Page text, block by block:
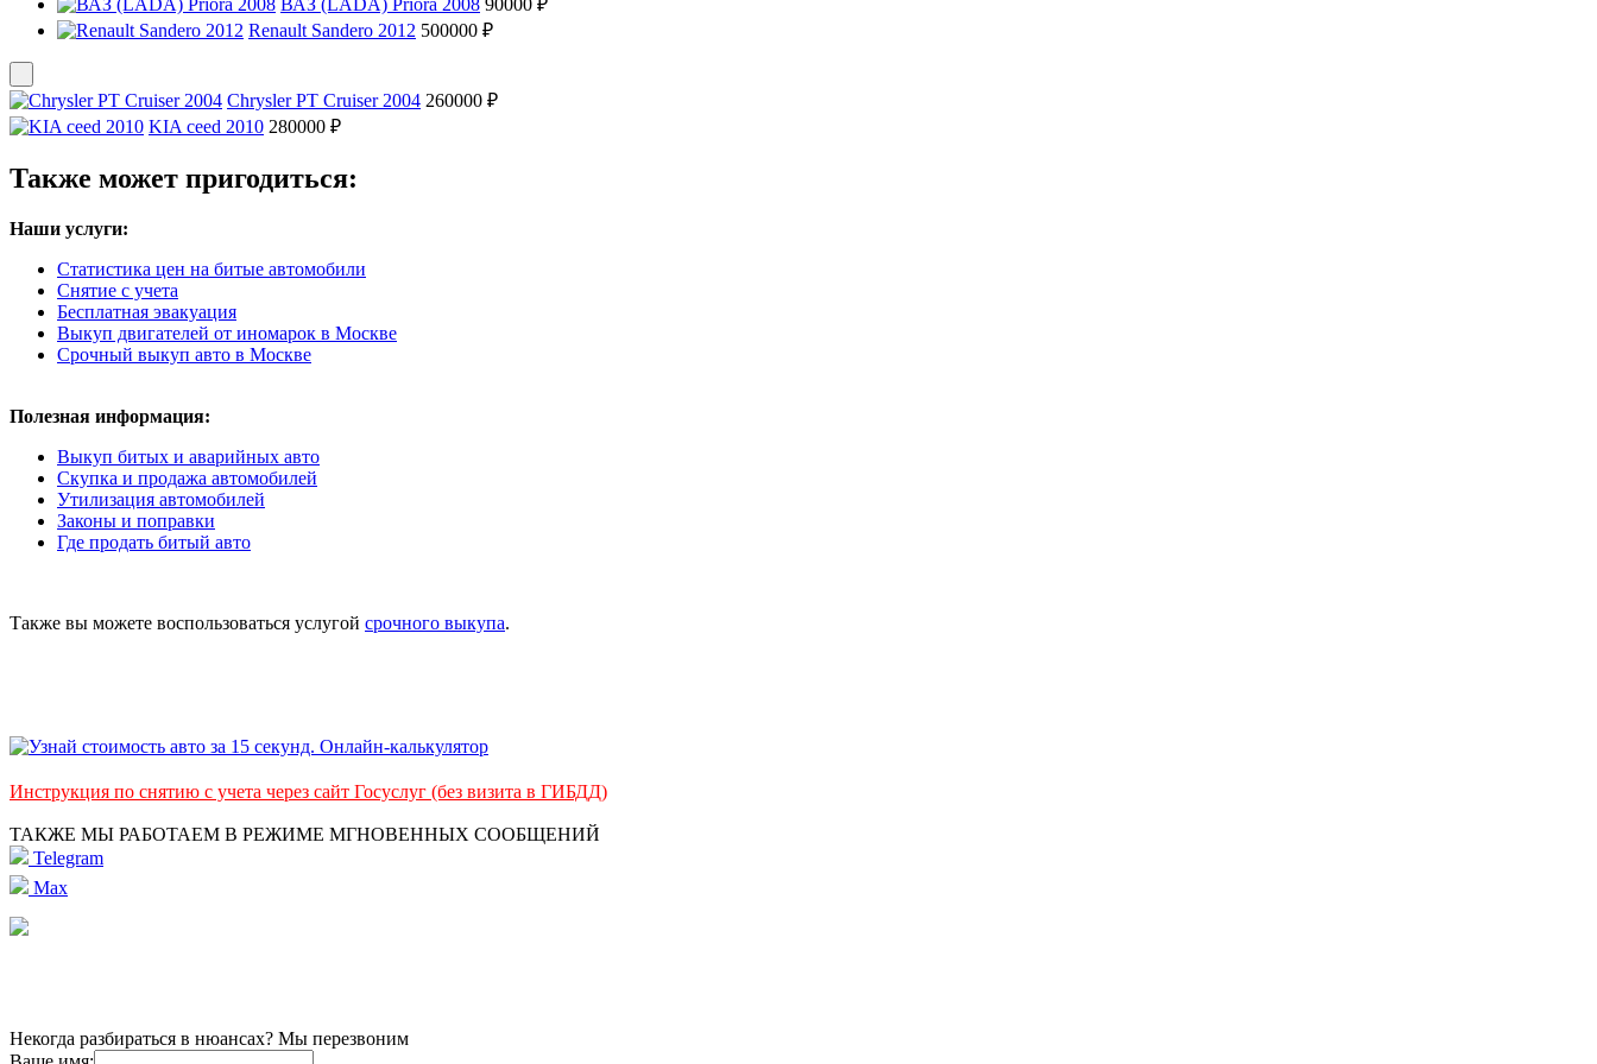
ВАЗ (LADA) Priora 2008 90000 ₽
Renault Sandero 2012 500000 ₽
Chrysler PT Cruiser 2004 260000 ₽
KIA ceed 2010 280000 ₽
Также может пригодиться:
Наши услуги:
Статистика цен на битые автомобили
Снятие с учета
Бесплатная эвакуация
Выкуп двигателей от иномарок в Москве
Срочный выкуп авто в Москве
Полезная информация:
Выкуп битых и аварийных авто
Скупка и продажа автомобилей
Утилизация автомобилей
Законы и поправки
Где продать битый авто
Также вы можете воспользоваться услугой срочного выкупа.
Инструкция по снятию с учета через сайт Госуслуг (без визита в ГИБДД)
ТАКЖЕ МЫ РАБОТАЕМ В РЕЖИМЕ МГНОВЕННЫХ СООБЩЕНИЙ
Telegram
Max
Некогда разбираться в нюансах? Мы перезвоним